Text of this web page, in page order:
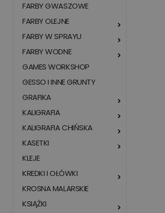
FARBY GWASZOWE
FARBY OLEJNE
FARBY W SPRAYU
FARBY WODNE
GAMES WORKSHOP
GESSO I INNE GRUNTY
GRAFIKA
KALIGRAFIA
KALIGRAFIA CHIŃSKA
KASETKI
KLEJE
KREDKI I OŁÓWKI
KROSNA MALARSKIE
KSIĄŻKI